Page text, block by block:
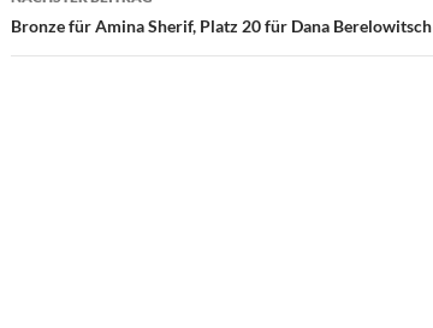
Bronze für Amina Sherif, Platz 20 für Dana Berelowitsch